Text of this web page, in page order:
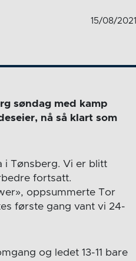
15/08/2021
søndag med kamp
nå så klart som
i Tønsberg. Vi er blitt
fortsatt.
oppsummerte Tor
første gang vant vi 24-
og ledet 13-11 bare